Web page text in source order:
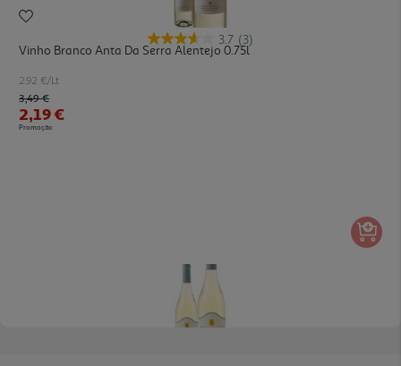
3.7 (3)
Vinho Branco Anta Da Serra Alentejo 0.75l
2.92 €/Lt
Price reduced from
3,49 €to
2,19 €
Promoção